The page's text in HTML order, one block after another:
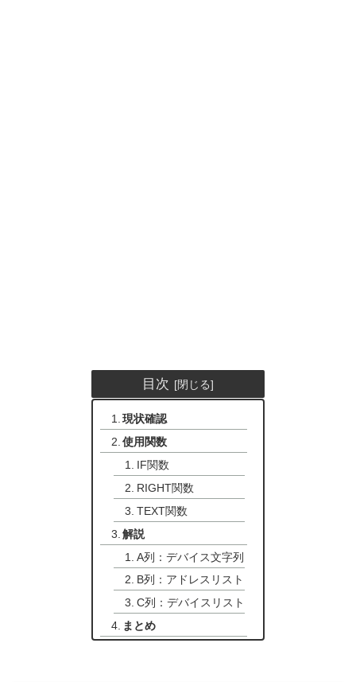
目次
現状確認
使用関数
IF関数
RIGHT関数
TEXT関数
解説
A列：デバイス文字列
B列：アドレスリスト
C列：デバイスリスト
まとめ